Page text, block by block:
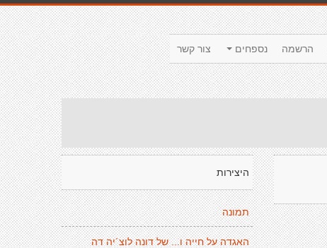
צור קשר נספחים הרשמה
היצירות
תמונה
האגדה על חייה ו... של דונה לוצ´יה דה